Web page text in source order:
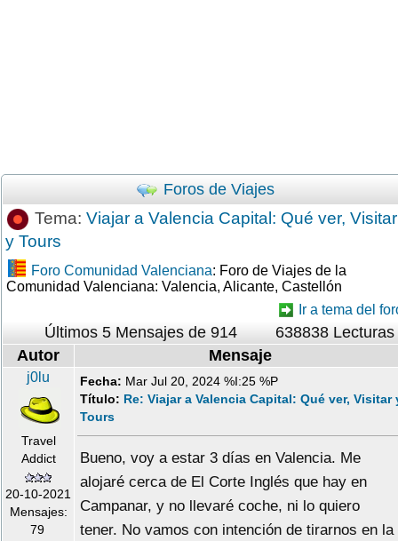
Foros de Viajes
Tema: Viajar a Valencia Capital: Qué ver, Visitar
y Tours
Foro Comunidad Valenciana: Foro de Viajes de la
Comunidad Valenciana: Valencia, Alicante, Castellón
Ir a tema del
Últimos 5 Mensajes de 914
638838 Lecturas
Autor
Mensaje
j0lu
Travel
Addict
20-10-2021
Mensajes:
79
Fecha: Mar Jul 20, 2024 %I:25 %P
Título: Re: Viajar a Valencia Capital: Qué ver, Visitar
Tours
Bueno, voy a estar 3 días en Valencia. Me
alojaré cerca de El Corte Inglés que hay en
Campanar, y no llevaré coche, ni lo quiero
tener. No vamos con intención de tirarnos en la